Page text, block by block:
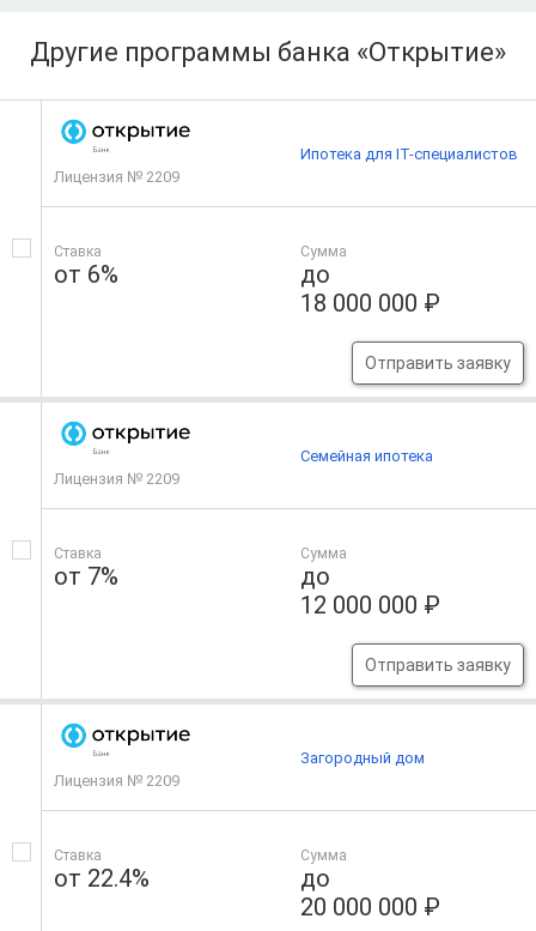
Другие программы банка «Открытие»
Лицензия № 2209
Ставка
от 6%
Сумма
до
18 000 000 ₽
Отправить заявку
Ипотека для IT-специалистов
Лицензия № 2209
Ставка
от 7%
Сумма
до
12 000 000 ₽
Отправить заявку
Семейная ипотека
Лицензия № 2209
Ставка
от 22.4%
Сумма
до
20 000 000 ₽
Загородный дом